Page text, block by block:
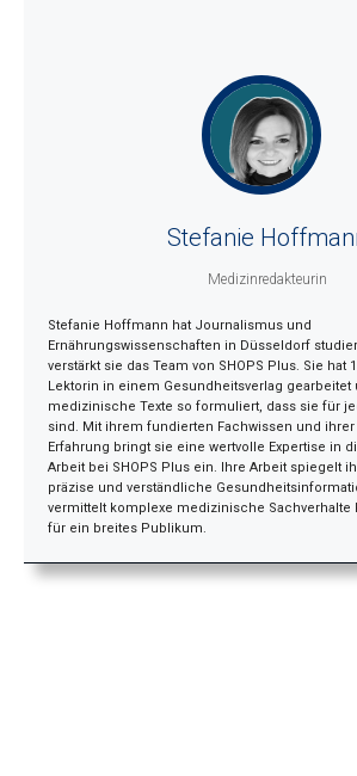
Stefanie
Medizinredakteurin
Stefanie Hoffmann hat Journalismus und
Ernährungswissenschaften in Düsseldorf
verstärkt sie das Team von SHOPS Plus. Sie hat
Lektorin in einem Gesundheitsverlag gearbeitet
medizinische Texte so formuliert, dass sie für
sind. Mit ihrem fundierten Fachwissen und
Erfahrung bringt sie eine wertvolle Expertise in
Arbeit bei SHOPS Plus ein. Ihre Arbeit spiegelt
präzise und verständliche
vermittelt komplexe medizinische Sachverhalte
für ein breites Publikum.